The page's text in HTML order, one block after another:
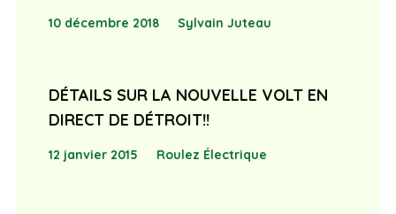
10 décembre 2018 Sylvain Juteau
DÉTAILS SUR LA NOUVELLE VOLT EN
DIRECT DE DÉTROIT!!
12 janvier 2015 Roulez Électrique